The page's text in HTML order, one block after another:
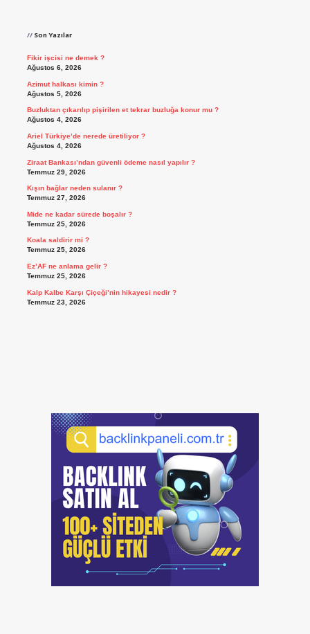
Son Yazılar
Fikir işcisi ne demek ?
Ağustos 6, 2026
Azimut halkası kimin ?
Ağustos 5, 2026
Buzluktan çıkarılıp pişirilen et tekrar buzluğa konur mu ?
Ağustos 4, 2026
Ariel Türkiye’de nerede üretiliyor ?
Ağustos 4, 2026
Ziraat Bankası’ndan güvenli ödeme nasıl yapılır ?
Temmuz 29, 2026
Kışın bağlar neden sulanır ?
Temmuz 27, 2026
Mide ne kadar sürede boşalır ?
Temmuz 25, 2026
Koala saldirir mi ?
Temmuz 25, 2026
Ez’AF ne anlama gelir ?
Temmuz 25, 2026
Kalp Kalbe Karşı Çiçeği’nin hikayesi nedir ?
Temmuz 23, 2026